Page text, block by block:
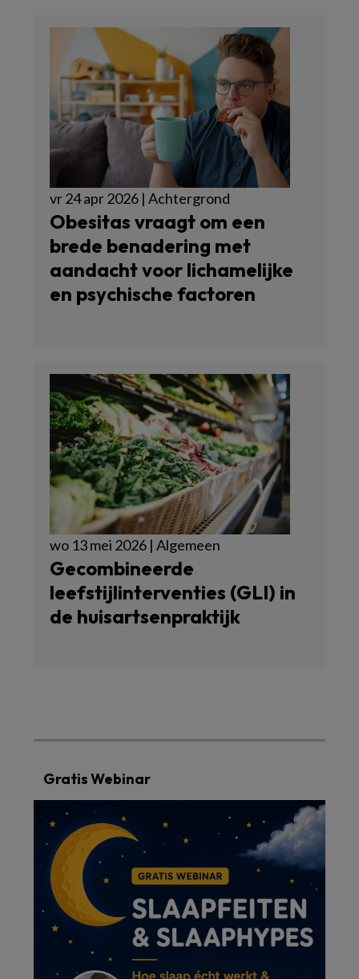
vr 24 apr 2026 | Achtergrond
Obesitas vraagt om een
brede benadering met
aandacht voor lichamelijke
en psychische factoren
wo 13 mei 2026 | Algemeen
Gecombineerde
leefstijlinterventies (GLI) in
de huisartsenpraktijk
Gratis Webinar